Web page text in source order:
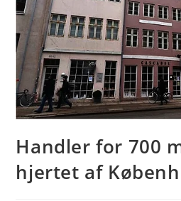
Handler for 700
hjertet af